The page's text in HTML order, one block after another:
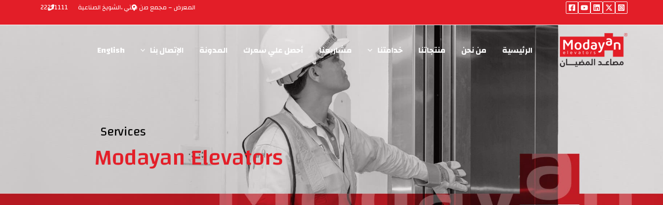
المعرض – مجمع صن ستي ،الشويخ الصناعية 22251111
الرئيسية من نحن منتجاتنا خدامتنا مشاريعنا أحصل علي سعرك المدونة الإتصال بنا English
Services
Modayan Elevators